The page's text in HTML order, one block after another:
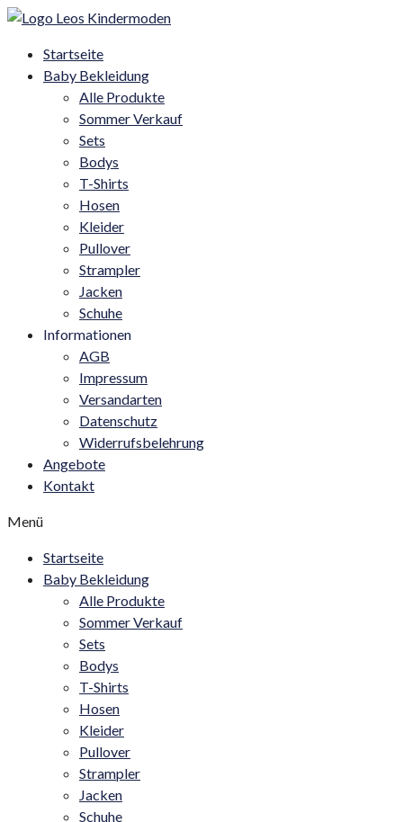
Startseite
Baby Bekleidung
Alle Produkte
Sommer Verkauf
Sets
Bodys
T-Shirts
Hosen
Kleider
Pullover
Strampler
Jacken
Schuhe
Informationen
AGB
Impressum
Versandarten
Datenschutz
Widerrufsbelehrung
Angebote
Kontakt
Menü
Startseite
Baby Bekleidung
Alle Produkte
Sommer Verkauf
Sets
Bodys
T-Shirts
Hosen
Kleider
Pullover
Strampler
Jacken
Schuhe